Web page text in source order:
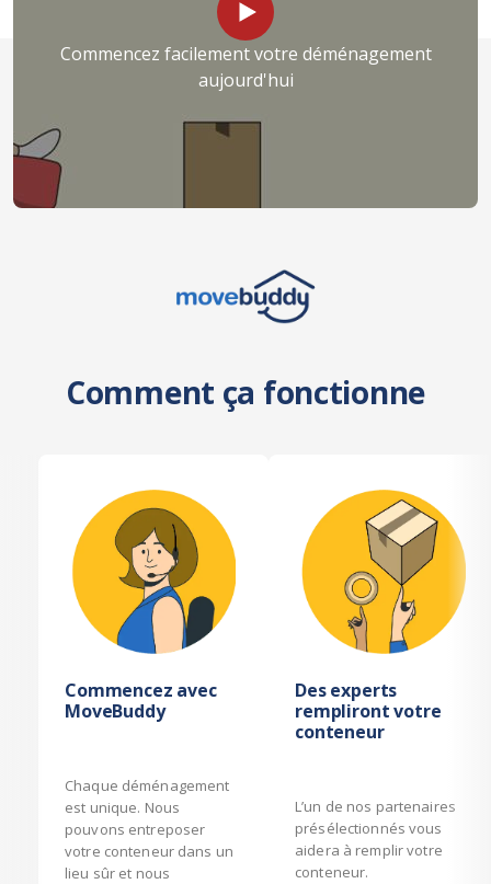
Commencez facilement votre déménagement
aujourd'hui
Comment ça fonctionne
Commencez avec
MoveBuddy
Chaque déménagement
est unique. Nous
pouvons entreposer
votre conteneur dans un
lieu sûr et nous
Des experts
rempliront votre
conteneur
L’un de nos partenaires
présélectionnés vous
aidera à remplir votre
conteneur.